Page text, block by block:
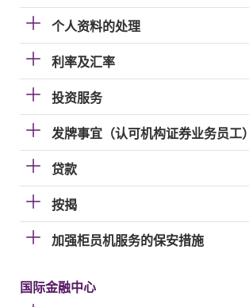
个人资料的处理
利率及汇率
投资服务
发牌事宜（认可机构证券业务员工）
贷款
按揭
加强柜员机服务的保安措施
国际金融中心